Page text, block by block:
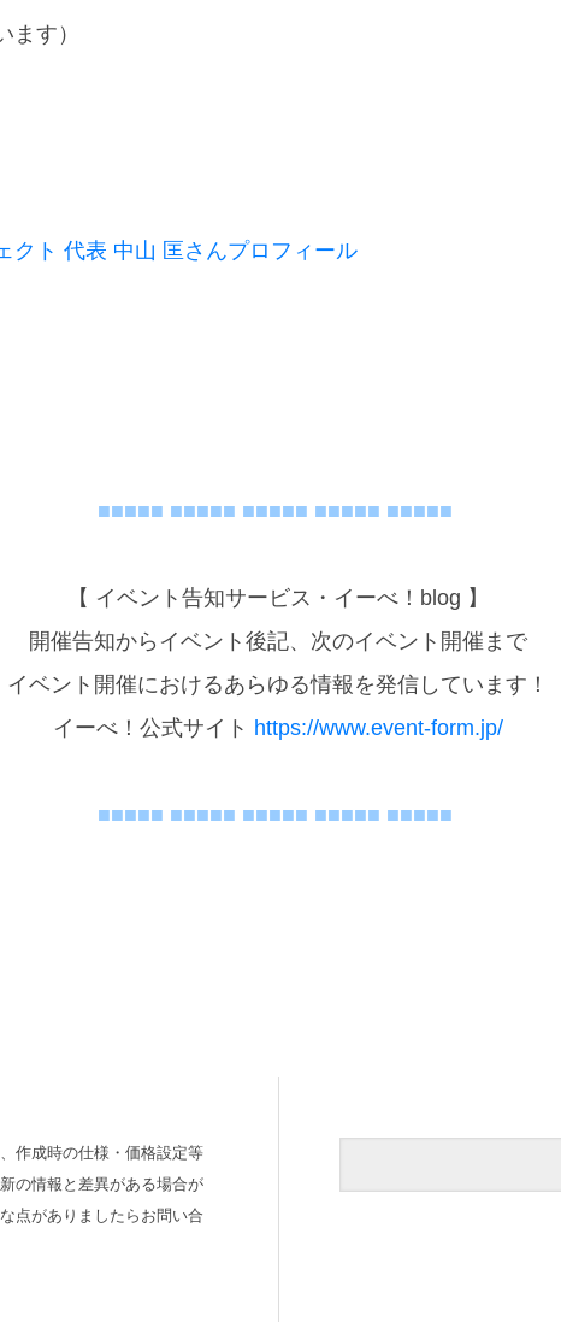
す）
クト 代表 中山 匡さんプロフィール
■■■■■ ■■■■■ ■■■■■ ■■■■■ ■■■■■
【 イベント告知サービス・イーべ！blog 】
開催告知からイベント後記、次のイベント開催まで
イベント開催におけるあらゆる情報を発信しています！
イーべ！公式サイト https://www.event-form.jp/
■■■■■ ■■■■■ ■■■■■ ■■■■■ ■■■■■
作成時の仕様・価格設定等
の情報と差異がある場合が
点がありましたらお問い合